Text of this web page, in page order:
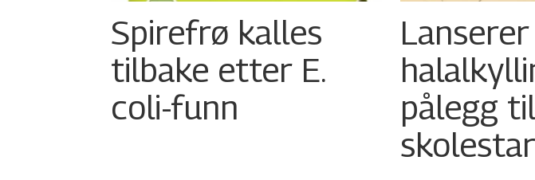
Spirefrø kalles
tilbake etter E.
coli-funn
Lanserer
pålegg til